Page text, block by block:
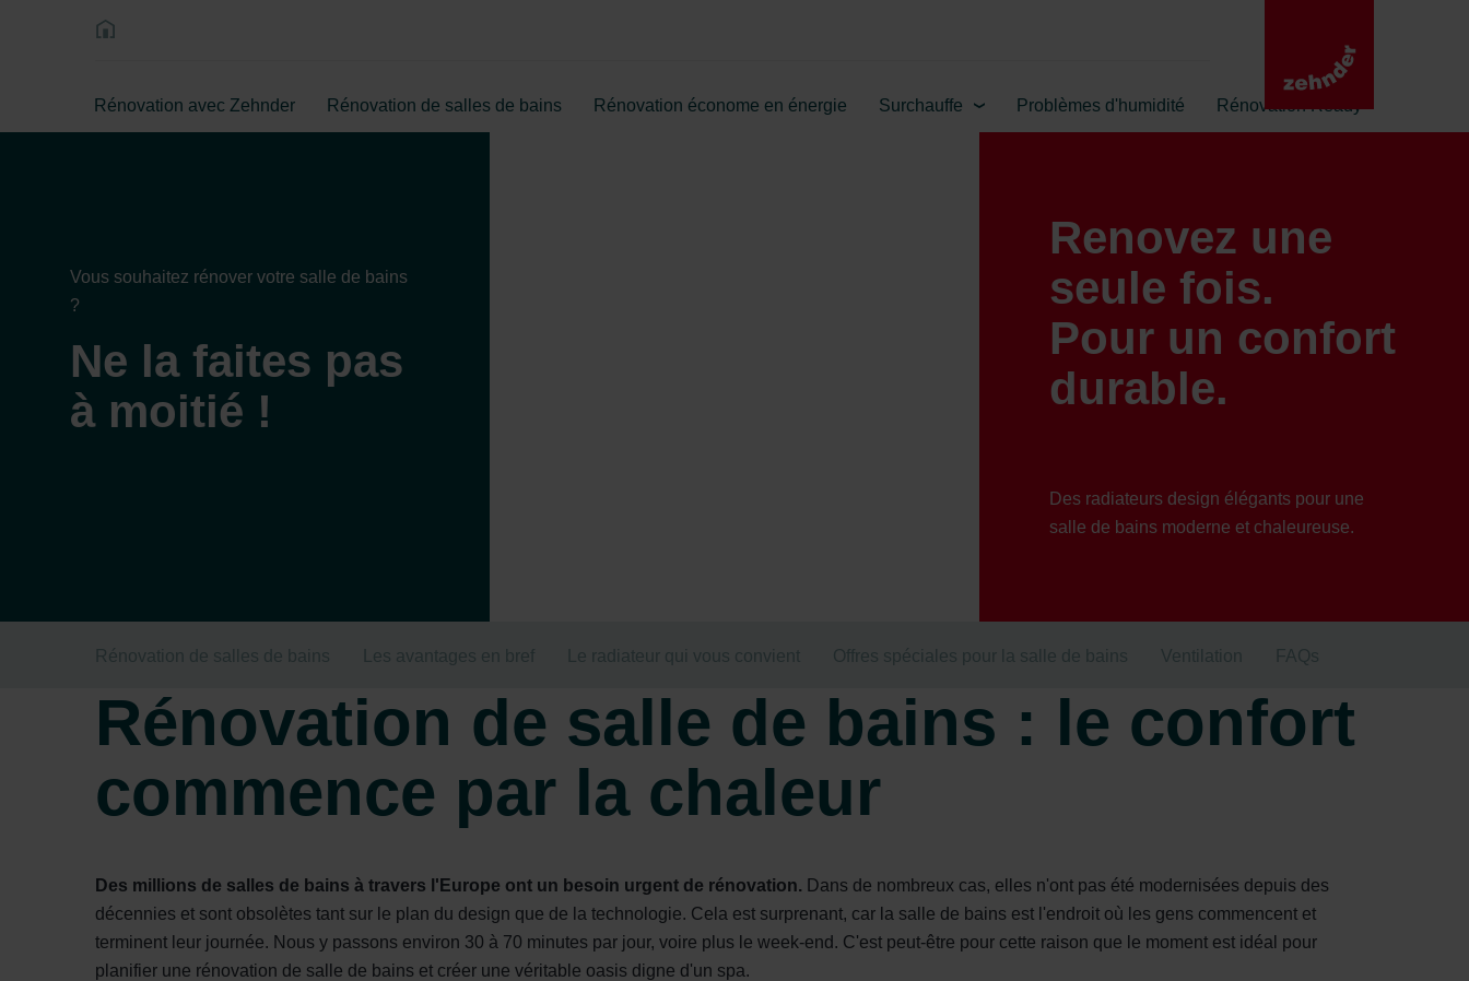
Rénovation avec Zehnder Rénovation de salles de bains Rénovation économe en énergie Surchauffe Problèmes d'humidité Rénovation Ready
Vous souhaitez rénover votre salle de bains
?
Ne la faites pas
à moitié !
Renovez une
seule fois.
Pour un confort
durable.
Des radiateurs design élégants pour une
salle de bains moderne et chaleureuse.
Rénovation de salles de bains Les avantages en bref Le radiateur qui vous convient Offres spéciales pour la salle de bains Ventilation FAQs
Rénovation de salle de bains : le confort
commence par la chaleur
Des millions de salles de bains à travers l'Europe ont un besoin urgent de rénovation. Dans de nombreux cas, elles n'ont pas été modernisées depuis des
décennies et sont obsolètes tant sur le plan du design que de la technologie. Cela est surprenant, car la salle de bains est l'endroit où les gens commencent et
terminent leur journée. Nous y passons environ 30 à 70 minutes par jour, voire plus le week-end. C'est peut-être pour cette raison que le moment est idéal pour
planifier une rénovation de salle de bains et créer une véritable oasis digne d'un spa.